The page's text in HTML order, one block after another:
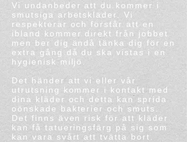
Vi undanbeder att du kommer i
smutsiga arbetskläder. Vi
respekterar och förstår att en
ibland kommer direkt från jobbet
men ber dig ändå tänka dig för en
extra gång då du ska vistas i en
hygienisk miljö.
Det händer att vi eller vår
utrutsning kommer i kontakt med
dina kläder och detta kan sprida
oönskade bakterier och smuts.
Det finns även risk för att kläder
kan få tatueringsfärg på sig som
kan vara svårt att tvätta bort.